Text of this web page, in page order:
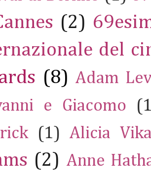
(2)
del
(8) Adam
e Giacomo
(1) Alicia
(2) Anne